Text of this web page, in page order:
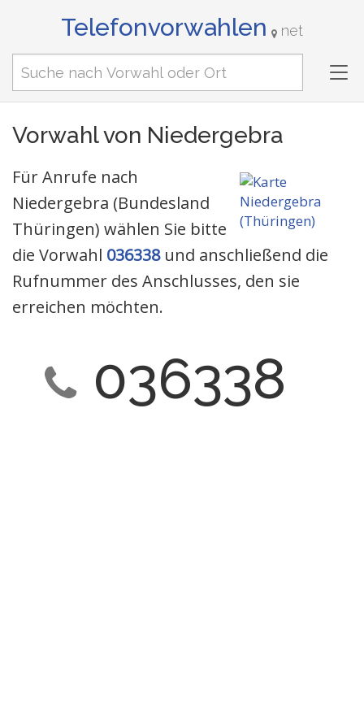
Telefonvorwahlen net
Vorwahl von Niedergebra
Für Anrufe nach
Niedergebra (Bundesland
Thüringen) wählen Sie bitte
die Vorwahl 036338und anschließend die
Rufnummer des Anschlusses, den sie
erreichen möchten.
036338